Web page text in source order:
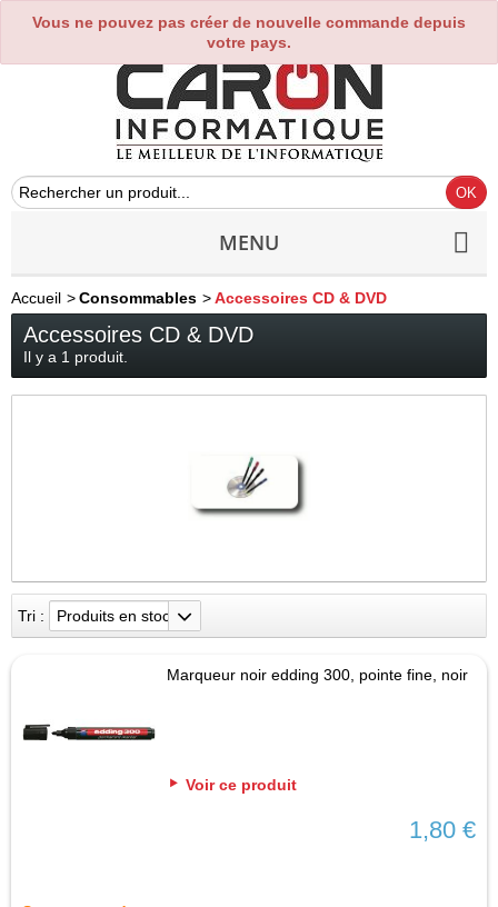
Vous ne pouvez pas créer de nouvelle commande depuis
votre pays.
0
MENU
Accueil >Consommables >Accessoires CD & DVD
Accessoires CD & DVD
Il y a 1 produit.
Tri : Produits en stock
Marqueur noir edding 300, pointe fine, noir
Voir ce produit
1,80 €